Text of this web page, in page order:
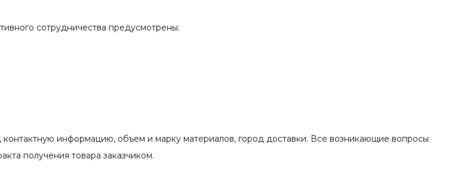
сотрудничества предусмотрены:
контактную информацию, объем и марку материалов, город доставки. Все возникающие вопросы
получения товара заказчиком.